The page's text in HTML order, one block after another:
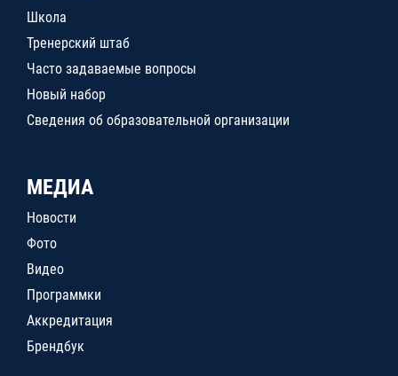
Школа
Тренерский штаб
Часто задаваемые вопросы
Новый набор
Сведения об образовательной организации
МЕДИА
Новости
Фото
Видео
Программки
Аккредитация
Брендбук